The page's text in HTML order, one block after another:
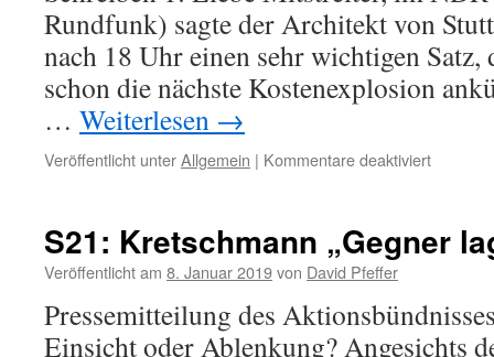
Rundfunk) sagte der Architekt von
nach 18 Uhr einen sehr wichtigen
schon die nächste Kostenexplosion
… Weiterlesen →
Veröffentlicht unterAllgemein | Kommentare deaktiviertfür
S21: Kretschmann „Gegner
Veröffentlicht am 8. Januar 2019von David Pfeffer
Pressemitteilung des
Einsicht oder Ablenkung? Angesichts